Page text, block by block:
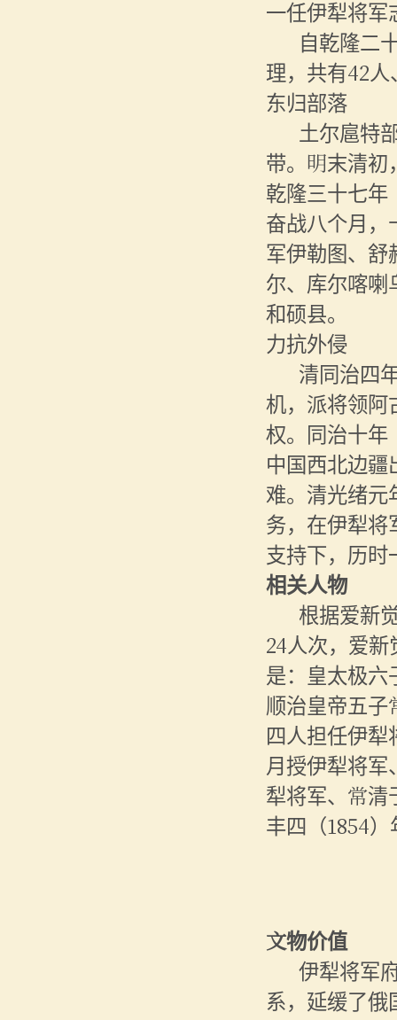
一任伊犁将军
自乾隆二
理，共有42
东归部落
土尔扈特
带。明末清初
乾隆三十七年
奋战八个月，
军伊勒图、舒
尔、库尔喀喇
和硕县。
力抗外侵
清同治四
机，派将领阿
权。同治十年
中国西北边疆
难。清光绪元
务，在伊犁将
支持下，历时
相关人物
根据爱新
24人次，爱
是：皇太极六
顺治皇帝五子
四人担任伊犁
月授伊犁将军
犁将军、常清
丰四（1854
文物价值
伊犁将军
系，延缓了俄